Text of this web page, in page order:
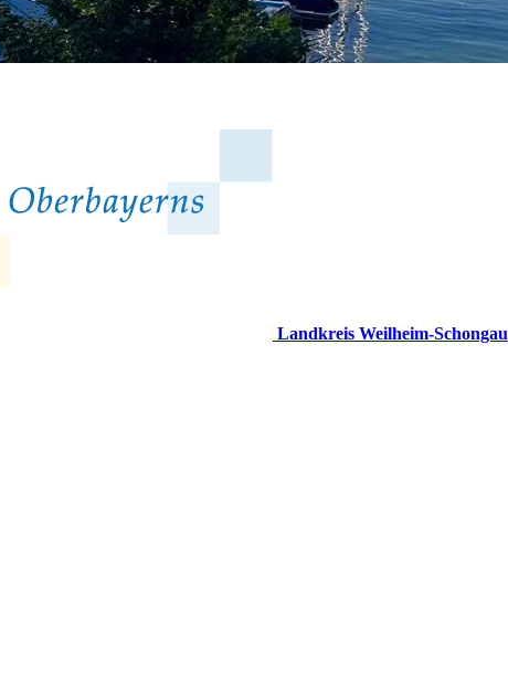
Landkreis Weilheim-Schongau